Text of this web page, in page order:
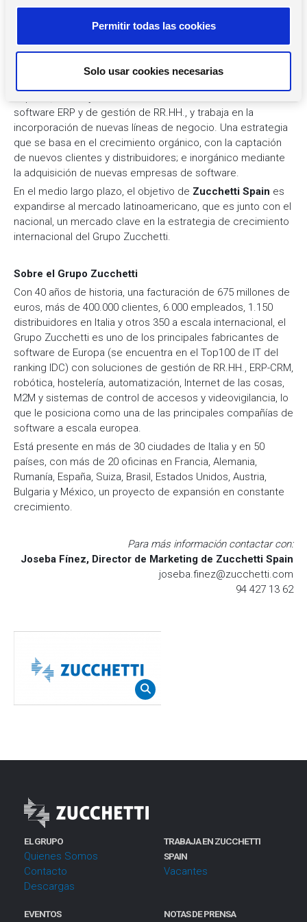
n
m
i
e
n
t
o
Permitir todas las cookies
Solo usar cookies necesarias
amplio portflio de soluciones y y servicios TI del mercado.
Consolidación y futuro deZucchetti Spain
Zucchetti Spaincontinúa trabajando en la expansión y
software ERP y de gestión de RR.HH., y trabaja en la
incorporación de nuevas líneas de negocio. Una estrategia
que se basa en el crecimiento orgánico, con la captación
de nuevos clientes y distribuidores; e inorgánico mediante
la adquisición de nuevas empresas de software.
En el medio largo plazo, el objetivo de Zucchetti Spain es
expandirse al mercado latinoamericano, que es junto con el
nacional, un mercado clave en la estrategia de crecimiento
internacional del Grupo Zucchetti.
Sobre el Grupo Zucchetti
Con 40 años de historia, una facturación de 675 millones de
euros, más de 400.000 clientes, 6.000 empleados, 1.150
distribuidores en Italia y otros 350 a escala internacional, el
Grupo Zucchetti es uno de los principales fabricantes de
software de Europa (se encuentra en el Top100 de IT del
ranking IDC) con soluciones de gestión de RR.HH., ERP-CRM,
robótica, hostelería, automatización, Internet de las cosas,
M2M y sistemas de control de accesos y videovigilancia, lo
que le posiciona como una de las principales compañías de
software a escala europea.
Está presente en más de 30 ciudades de Italia y en 50
países, con más de 20 oficinas en Francia, Alemania,
Rumanía, España, Suiza, Brasil, Estados Unidos, Austria,
Bulgaria y México, un proyecto de expansión en constante
crecimiento.
Para más información contactar con:
Joseba Fínez, Director de Marketing de Zucchetti Spain
joseba.finez@zucchetti.com
94 427 13 62
EL GRUPO
Quienes Somos
Contacto
Descargas
TRABAJA EN ZUCCHETTI
SPAIN
Vacantes
EVENTOS NOTAS DE PRENSA